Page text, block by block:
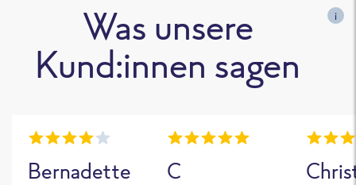
Was unsere
Kund:innen sagen
i
Bernadette C